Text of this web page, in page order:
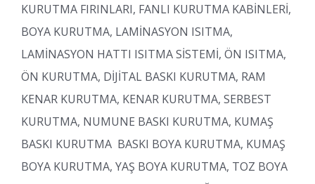
KURUTMA FIRINLARI, FANLI KURUTMA KABİNLERİ,
BOYA KURUTMA, LAMİNASYON ISITMA,
LAMİNASYON HATTI ISITMA SİSTEMİ, ÖN ISITMA,
ÖN KURUTMA, DİJİTAL BASKI KURUTMA, RAM
KENAR KURUTMA, KENAR KURUTMA, SERBEST
KURUTMA, NUMUNE BASKI KURUTMA, KUMAŞ
BASKI KURUTMA BASKI BOYA KURUTMA, KUMAŞ
BOYA KURUTMA, YAŞ BOYA KURUTMA, TOZ BOYA